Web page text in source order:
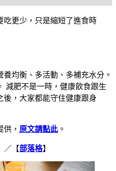
更少， 只是縮短了進食時
養均衡、多活動、多補充水分。
減肥不是一時， 健康飲食跟生
後， 大家都能守住健康跟身
， 原文請點此。
／【部落格】